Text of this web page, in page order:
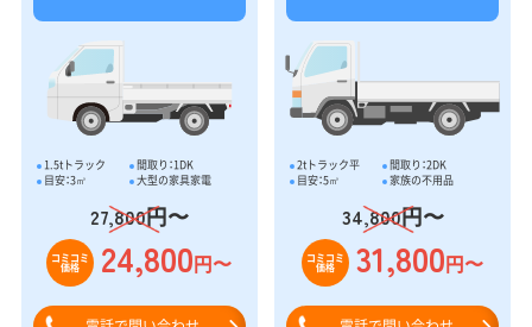
1.5tトラック
間取り：1DK
目安：3㎥
大型の家具家電
27,800円〜
コミコミ
価格 24,800円〜
2tトラック平
間取り：2DK
目安：5㎥
家族の不用品
34,800円〜
コミコミ
価格 31,800円〜